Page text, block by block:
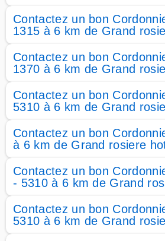
Contactez un bon
1315 à 6 km de Grand
Contactez un bon
1370 à 6 km de Grand
Contactez un bon
5310 à 6 km de Grand
Contactez un bon
à 6 km de Grand rosiere
Contactez un bon
- 5310 à 6 km de Grand
Contactez un bon
5310 à 6 km de Grand